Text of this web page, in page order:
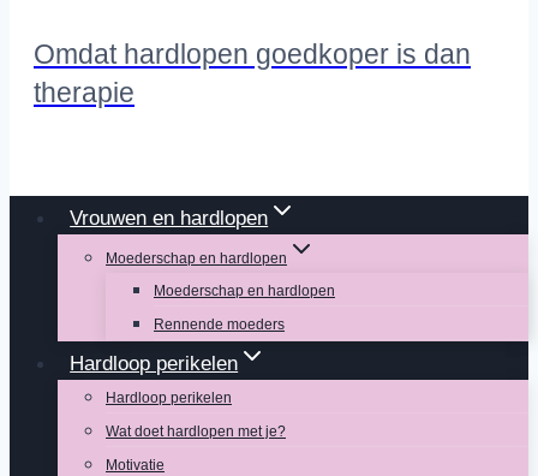
Omdat hardlopen goedkoper is dan
therapie
Vrouwen en hardlopen
Moederschap en hardlopen
Moederschap en hardlopen
Rennende moeders
Hardloop perikelen
Hardloop perikelen
Wat doet hardlopen met je?
Motivatie